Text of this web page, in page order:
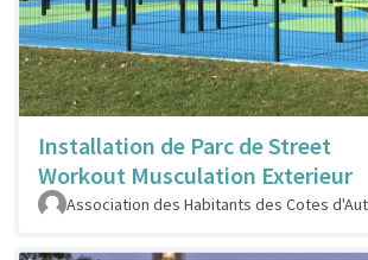
Installation de Parc de Street
Workout Musculation Exterieur
Association des Habitants des Cotes